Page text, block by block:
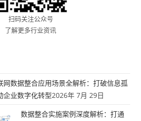
扫码关注公众号
了解更多行业资讯
网数据整合应用场景全解析：打破信息孤
企业数字化转型2026年 7月 29日
数据整合实施案例深度解析：打通